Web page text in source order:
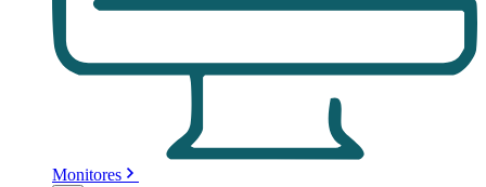
Monitores